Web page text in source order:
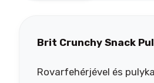
Brit Crunchy Snack
Rovarfehérjével és